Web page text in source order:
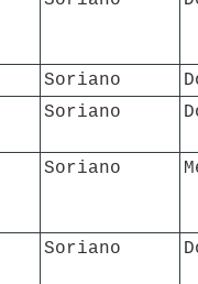
Soriano
Soriano
Soriano
Soriano